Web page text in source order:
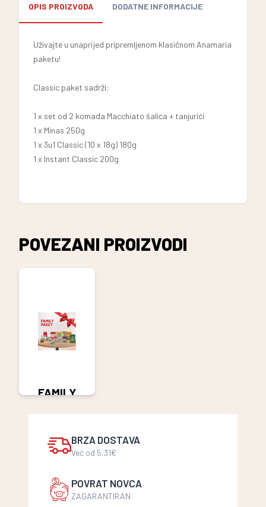
OPIS PROIZVODA DODATNE INFORMACIJE
Uživajte u unaprijed pripremljenom klasičnom Anamaria
paketu!
Classic paket sadrži:
1 x set od 2 komada Macchiato šalica + tanjurići
1 x Minas 250g
1 x 3u1 Classic (10 x 18g) 180g
1 x Instant Classic 200g
POVEZANI PROIZVODI
FAMILY
BRZA DOSTAVA
Već od 5,31€
POVRAT NOVCA
ZAGARANTIRAN